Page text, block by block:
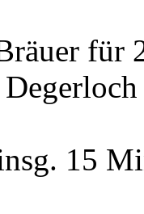
für
15